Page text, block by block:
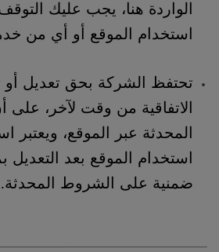
الواردة هنا، يجب عليك
استخدام الموقع أو أي من
تحتفظ الشركة بحق تعديل
الاتفاقية من وقت لآخر، على
المحدثة عبر الموقع، ويعتبر
استخدام الموقع بعد التعديل
ضمنية على الشروط المحدثة.